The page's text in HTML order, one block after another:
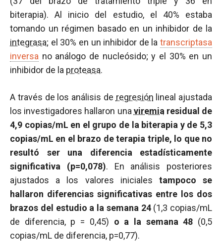
biterapia). Al inicio del estudio, el 40% estaba
tomando un régimen basado en un inhibidor de la
integrasa; el 30% en un inhibidor de la transcriptasa
inversa no análogo de nucleósido; y el 30% en un
inhibidor de la proteasa.
A través de los análisis de regresión lineal ajustada
los investigadores hallaron una viremia residual de
4,9 copias/mL en el grupo de la biterapia y de 5,3
copias/mL en el brazo de terapia triple, lo que no
resultó ser una diferencia estadísticamente
significativa (p=0,078). En análisis posteriores
ajustados a los valores iniciales tampoco se
hallaron diferencias significativas entre los dos
brazos del estudio a la semana 24 (1,3 copias/mL
de diferencia, p = 0,45) o a la semana 48 (0,5
copias/mL de diferencia, p=0,77).